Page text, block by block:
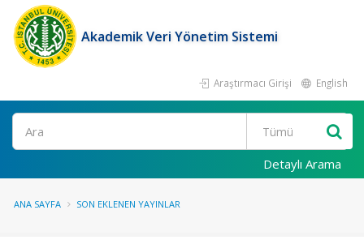
Akademik Veri Yönetim Sistemi
Araştırmacı Girişi English
Ara
Detaylı Arama
ANA SAYFA SON EKLENEN YAYINLAR